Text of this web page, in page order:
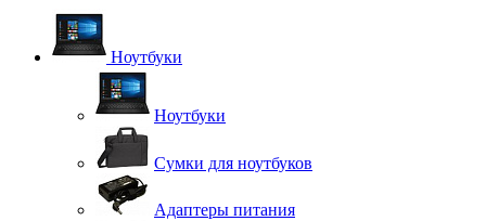
Ноутбуки
Ноутбуки
Сумки для ноутбуков
Адаптеры питания